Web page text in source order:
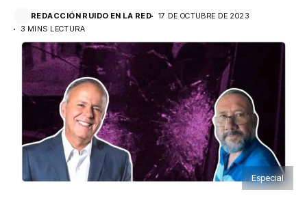
REDACCIÓN RUIDO EN LA RED
17 DE OCTUBRE DE 2023
3 MINS LECTURA
Especial